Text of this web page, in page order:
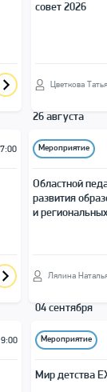
совет 2026
Цветкова
26 августа
Мероприятие
Областной
развития
и
Лялина
04 сентября
Мероприятие
Мир детства